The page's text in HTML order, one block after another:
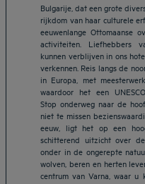
Bulgarije, dat een grote
rijkdom van haar culturele
eeuwenlange Ottomaanse
activiteiten. Liefhebbers
kunnen verblijven in ons
verkennen. Reis langs de
in Europa, met
waardoor het een
Stop onderweg naar de
niet te missen
eeuw, ligt het op een
schitterend uitzicht over
onder in de ongerepte
wolven, beren en herten
centrum van Varna, waar